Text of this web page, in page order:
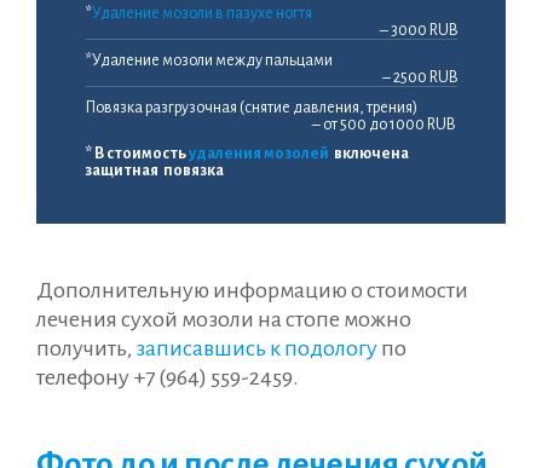
*Удаление мозоли в пазухе ногтя
– 3000 RUB
*Удаление мозоли между пальцами
– 2500 RUB
Повязка разгрузочная (снятие давления, трения)
– от 500 до 1000 RUB
* В стоимостьудаления мозолей включена
защитная повязка
Дополнительную информацию о стоимости
лечения сухой мозоли на стопе можно
получить, записавшись к подологу по
телефону +7 (964) 559-2459.